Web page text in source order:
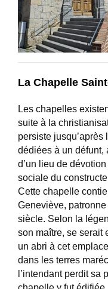
La Chapelle
Les chapelles
suite à la
persiste
dédiées à un défunt,
d’un lieu de
sociale du
Cette chapelle
Geneviève,
siècle. Selon la
son maître, se serait
un abri à cet
dans les terres
l’intendant perdit sa